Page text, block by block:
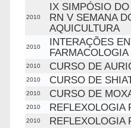
2010
IX SIMPÓSIO
RN V SEMANA
AQUICULTURA
2010
INTERAÇÕES
FARMACOLOGIA
2010 CURSO DE
2010 CURSO DE
2010 CURSO DE
2010 REFLEXOLOGIA
2010 REFLEXOLOGIA